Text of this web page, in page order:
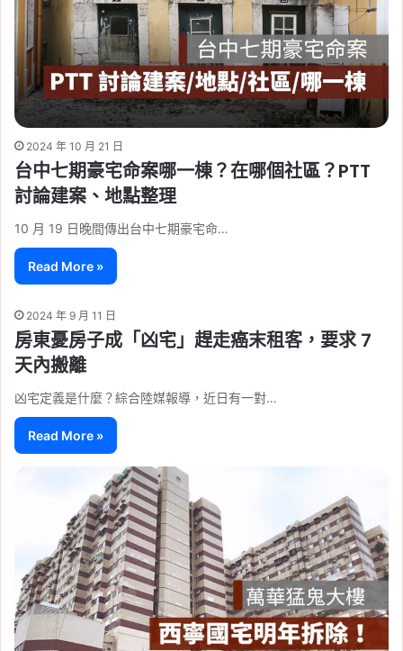
2024 年 10 月 21 日
台中七期豪宅命案哪一棟？在哪個社區？PTT
討論建案、地點整理
10 月 19 日晚間傳出台中七期豪宅命…
Read More »
2024 年 9 月 11 日
房東憂房子成「凶宅」趕走癌末租客，要求 7
天內搬離
凶宅定義是什麼？綜合陸媒報導，近日有一對…
Read More »